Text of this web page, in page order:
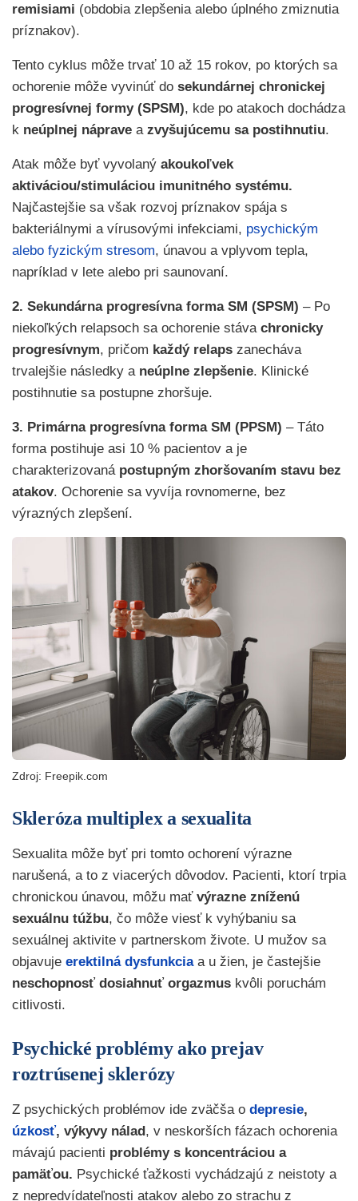
remisiami (obdobia zlepšenia alebo úplného zmiznutia
príznakov).
Tento cyklus môže trvať 10 až 15 rokov, po ktorých sa
ochorenie môže vyvinúť do sekundárnej chronickej
progresívnej formy (SPSM), kde po atakoch dochádza
k neúplnej náprave a zvyšujúcemu sa postihnutiu.
Atak môže byť vyvolaný akoukoľvek
aktiváciou/stimuláciou imunitného systému.
Najčastejšie sa však rozvoj príznakov spája s
bakteriálnymi a vírusovými infekciami, psychickým
alebo fyzickým stresom, únavou a vplyvom tepla,
napríklad v lete alebo pri saunovaní.
2. Sekundárna progresívna forma SM (SPSM) – Po
niekoľkých relapsoch sa ochorenie stáva chronicky
progresívnym, pričom každý relaps zanecháva
trvalejšie následky a neúplne zlepšenie. Klinické
postihnutie sa postupne zhoršuje.
3. Primárna progresívna forma SM (PPSM) – Táto
forma postihuje asi 10 % pacientov a je
charakterizovaná postupným zhoršovaním stavu bez
atakov. Ochorenie sa vyvíja rovnomerne, bez
výrazných zlepšení.
Zdroj: Freepik.com
Skleróza multiplex a sexualita
Sexualita môže byť pri tomto ochorení výrazne
narušená, a to z viacerých dôvodov. Pacienti, ktorí trpia
chronickou únavou, môžu mať výrazne zníženú
sexuálnu túžbu, čo môže viesť k vyhýbaniu sa
sexuálnej aktivite v partnerskom živote. U mužov sa
objavuje erektilná dysfunkciaa u žien, je častejšie
neschopnosť dosiahnuť orgazmus kvôli poruchám
citlivosti.
Psychické problémy ako prejav
roztrúsenej sklerózy
Z psychických problémov ide zväčša o depresie,
úzkosť, výkyvy nálad, v neskorších fázach ochorenia
mávajú pacienti problémy s koncentráciou a
pamäťou. Psychické ťažkosti vychádzajú z neistoty a
z nepredvídateľnosti atakov alebo zo strachu z